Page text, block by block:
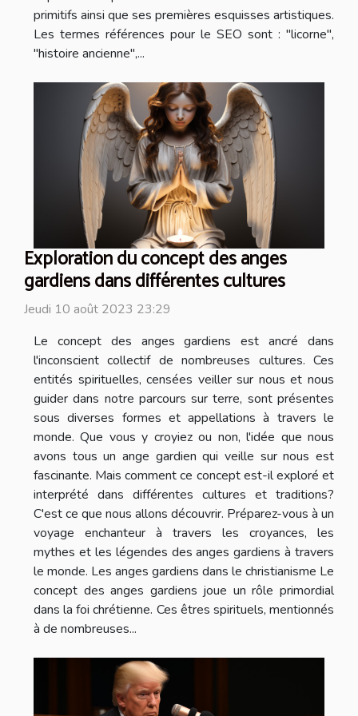
primitifs ainsi que ses premières esquisses artistiques.
Les termes références pour le SEO sont : "licorne",
"histoire ancienne",...
Exploration du concept des anges
gardiens dans différentes cultures
Jeudi 10 août 2023 23:29
Le concept des anges gardiens est ancré dans
l'inconscient collectif de nombreuses cultures. Ces
entités spirituelles, censées veiller sur nous et nous
guider dans notre parcours sur terre, sont présentes
sous diverses formes et appellations à travers le
monde. Que vous y croyiez ou non, l'idée que nous
avons tous un ange gardien qui veille sur nous est
fascinante. Mais comment ce concept est-il exploré et
interprété dans différentes cultures et traditions?
C'est ce que nous allons découvrir. Préparez-vous à un
voyage enchanteur à travers les croyances, les
mythes et les légendes des anges gardiens à travers
le monde. Les anges gardiens dans le christianisme Le
concept des anges gardiens joue un rôle primordial
dans la foi chrétienne. Ces êtres spirituels, mentionnés
à de nombreuses...